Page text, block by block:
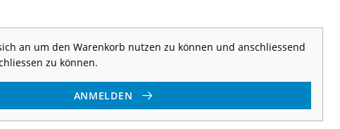
an um den Warenkorb nutzen zu können und anschliessend
zu können.
ANMELDEN